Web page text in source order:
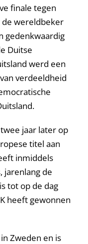
finale tegen
wereldbeker
gedenkwaardig
Duitse
werd een
verdeeldheid
jaar later op
titel aan
inmiddels
jarenlang de
tot op de dag
heeft gewonnen
Zweden en is